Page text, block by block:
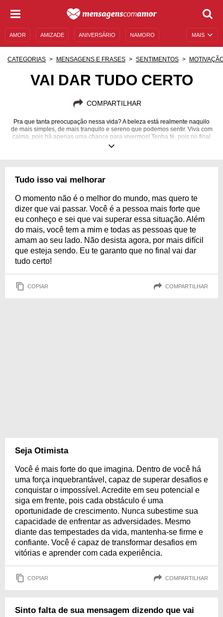
MAIS
AMOR AMIZADE ANIVERSÁRIO NAMORO
CATEGORIAS MENSAGENS E FRASES SENTIMENTOS
VAI DAR TUDO CERTO
COMPARTILHAR
Pra que tanta preocupação nessa vida? A beleza está realmente naquilo
de mais simples, de mais tranquilo e sereno que podemos sentir. Viva com
calma, pois há apenas uma chance para vivermos! Tenha fé, pois no final
tudo dará certo!
Tudo isso vai melhorar
O momento não é o melhor do mundo, mas quero te
dizer que vai passar. Você é a pessoa mais forte que
eu conheço e sei que vai superar essa situação. Além
do mais, você tem a mim e todas as pessoas que te
amam ao seu lado. Não desista agora, por mais difícil
que esteja sendo. Eu te garanto que no final vai dar
tudo certo!
COPIAR COMPARTILHAR
Seja Otimista
Você é mais forte do que imagina. Dentro de você há
uma força inquebrantável, capaz de superar desafios e
conquistar o impossível. Acredite em seu potencial e
siga em frente, pois cada obstáculo é uma
oportunidade de crescimento. Nunca subestime sua
capacidade de enfrentar as adversidades. Mesmo
diante das tempestades da vida, mantenha-se firme e
confiante. Você é capaz de transformar desafios em
vitórias e aprender com cada experiência.
COPIAR COMPARTILHAR
Sinto falta de sua mensagem dizendo que vai